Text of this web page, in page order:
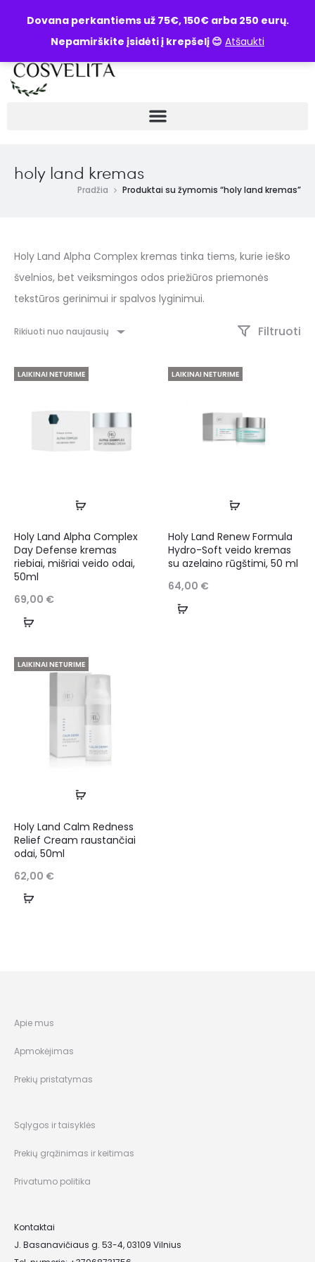
Dovana perkantiems už 75€, 150€ arba 250 eurų.
Nepamirškite įsidėti į krepšelį 😊 Atšaukti
UŽKLAUSA
holy land kremas
Pradžia Produktai su žymomis “holy land kremas”
Holy Land Alpha Complex kremas tinka tiems, kurie ieško
švelnios, bet veiksmingos odos priežiūros priemonės
tekstūros gerinimui ir spalvos lyginimui.
Rikiuoti nuo naujausių Filtruoti
LAIKINAI NETURIME
Holy Land Alpha Complex
Day Defense kremas
riebiai, mišriai veido odai,
50ml
69,00 €
LAIKINAI NETURIME
Holy Land Renew Formula
Hydro-Soft veido kremas
su azelaino rūgštimi, 50 ml
64,00 €
LAIKINAI NETURIME
Holy Land Calm Redness
Relief Cream raustančiai
odai, 50ml
62,00 €
Apie mus
Apmokėjimas
Prekių pristatymas
Sąlygos ir taisyklės
Prekių grąžinimas ir keitimas
Privatumo politika
Kontaktai
J. Basanavičiaus g. 53-4, 03109 Vilnius